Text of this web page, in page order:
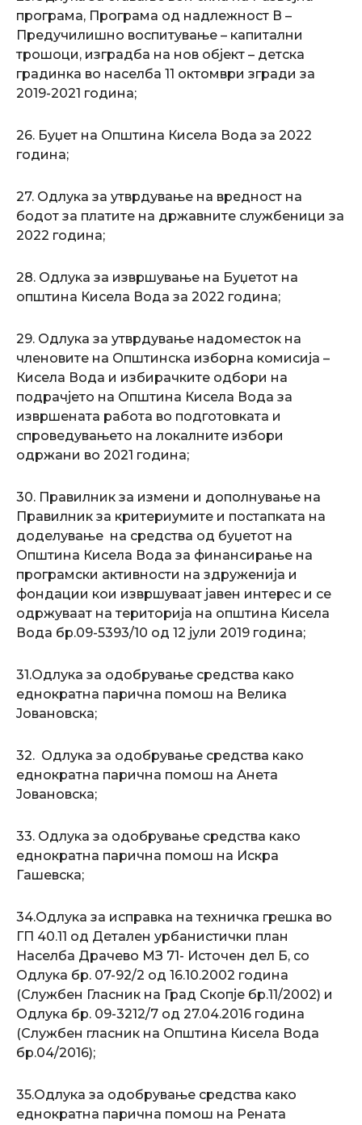
програма, Програма од надлежност В –
Предучилишно воспитување – капитални
трошоци, изградба на нов објект – детска
градинка во населба 11 октомври згради за
2019-2021 година;
26. Буџет на Општина Кисела Вода за 2022
година;
27. Одлука за утврдување на вредност на
бодот за платите на државните службеници за
2022 година;
28. Одлука за извршување на Буџетот на
општина Кисела Вода за 2022 година;
29. Одлука за утврдување надоместок на
членовите на Општинска изборна комисија –
Кисела Вода и избирачките одбори на
подрачјето на Општина Кисела Вода за
извршената работа во подготовката и
спроведувањето на локалните избори
одржани во 2021 година;
30. Правилник за измени и дополнување на
Правилник за критериумите и постапката на
доделување на средства од буџетот на
Општина Кисела Вода за финансирање на
програмски активности на здруженија и
фондации кои извршуваат јавен интерес и се
одржуваат на територија на општина Кисела
Вода бр.09-5393/10 од 12 јули 2019 година;
31.Одлука за одобрување средства како
еднократна парична помош на Велика
Јовановска;
32. Одлука за одобрување средства како
еднократна парична помош на Анета
Јовановска;
33. Одлука за одобрување средства како
еднократна парична помош на Искра
Гашевска;
34.Одлука за исправка на техничка грешка во
ГП 40.11 од Детален урбанистички план
Населба Драчево МЗ 71- Источен дел Б, со
Одлука бр. 07-92/2 од 16.10.2002 година
(Службен Гласник на Град Скопје бр.11/2002) и
Одлука бр. 09-3212/7 од 27.04.2016 година
(Службен гласник на Општина Кисела Вода
бр.04/2016);
35.Одлука за одобрување средства како
еднократна парична помош на Рената